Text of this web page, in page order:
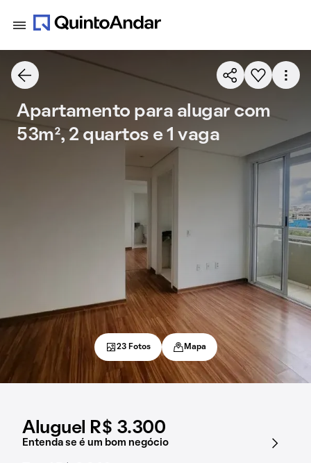
Aluguel R$ 3.300
Entenda se é um bom negócio
Apartamento para alugar com
53m², 2 quartos e 1 vaga
23 Fotos Mapa